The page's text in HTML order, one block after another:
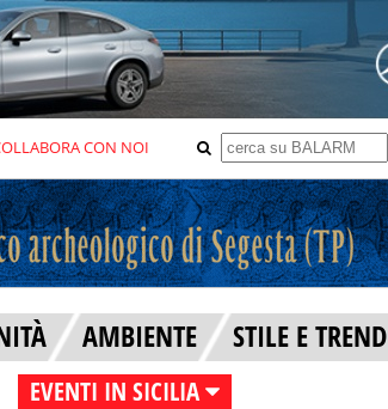
CON NOI
AMBIENTE STILE E TREND
EVENTI IN SICILIA